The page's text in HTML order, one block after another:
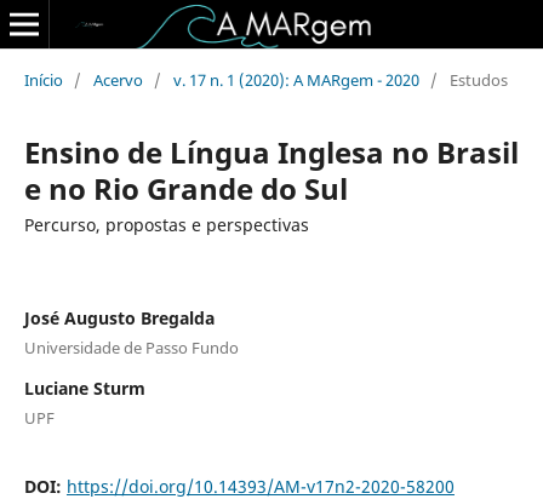
Início / Acervo / v. 17 n. 1 (2020): A MARgem - 2020 / Estudos
Ensino de Língua Inglesa no Brasil
e no Rio Grande do Sul
Percurso, propostas e perspectivas
José Augusto Bregalda
Universidade de Passo Fundo
Luciane Sturm
UPF
DOI: https://doi.org/10.14393/AM-v17n2-2020-58200